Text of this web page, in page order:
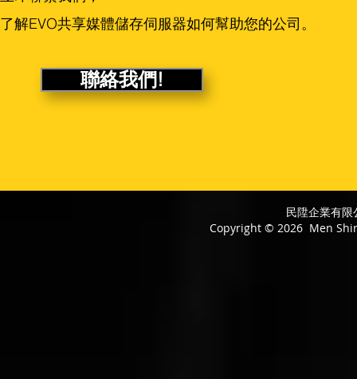
了解EVO共享媒體儲存伺服器如何幫助您的公司。
聯絡我們!
民陞企業有
Copyright © 2026 Men